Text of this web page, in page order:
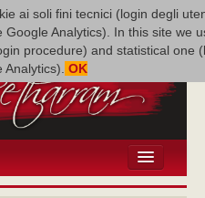
ai soli fini tecnici (login degli
Analytics). In this site we
procedure) and statistical one
Analytics). OK